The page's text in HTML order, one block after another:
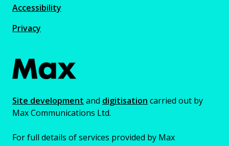
Accessibility
Privacy
Site development and digitisation carried out by
Max Communications Ltd.
For full details of services provided by Max